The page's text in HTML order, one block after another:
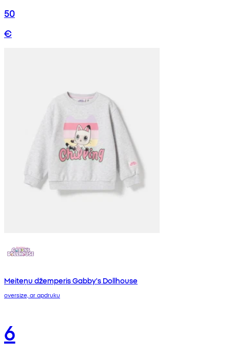
50
€
Meiteņu džemperis Gabby's Dollhouse
oversize, ar apdruku
6